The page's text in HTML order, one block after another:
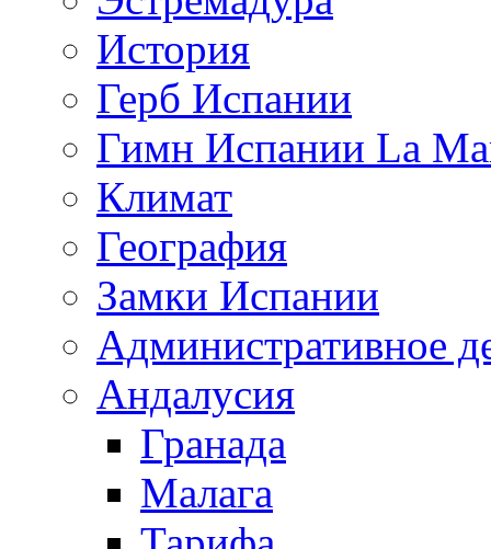
История
Герб Испании
Гимн Испании La
Климат
География
Замки Испании
Административное
Андалусия
Гранада
Малага